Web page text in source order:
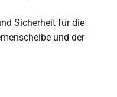
Sicherheit für die
und der